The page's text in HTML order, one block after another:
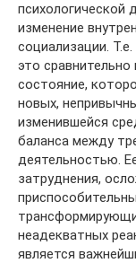
психологической
изменение
социализации.
это
состояние,
новых,
изменившейся
баланса между
деятельностью.
затруднения,
неадекватных
является